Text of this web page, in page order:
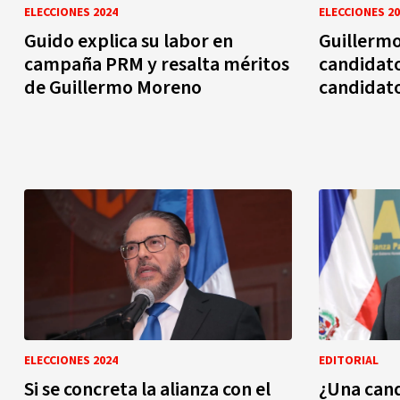
ELECCIONES 2024
Guido explica su labor en
campaña PRM y resalta méritos
de Guillermo Moreno
ELECCIONES
ELECCIONES 2024
Si se concreta la alianza con el
EDITORIAL
¿Una